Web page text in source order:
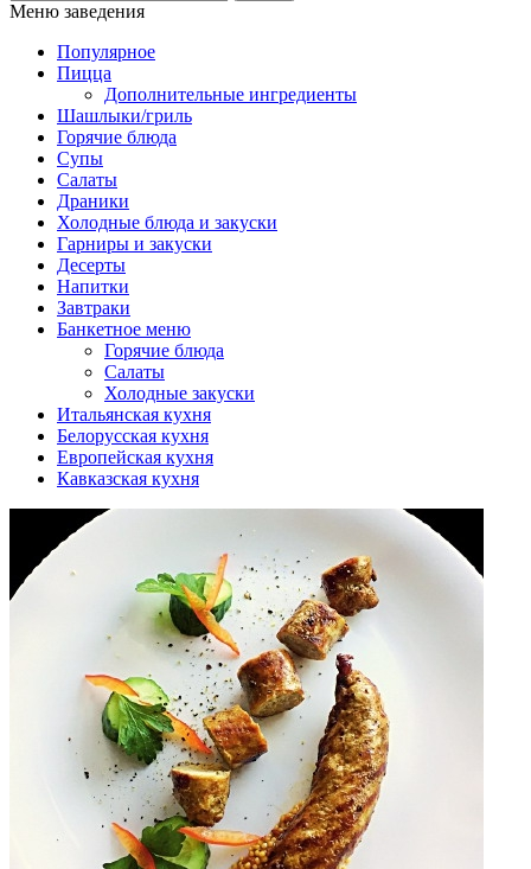
Меню заведения
Популярное
Пицца
Дополнительные ингредиенты
Шашлыки/гриль
Горячие блюда
Супы
Салаты
Драники
Холодные блюда и закуски
Гарниры и закуски
Десерты
Напитки
Завтраки
Банкетное меню
Горячие блюда
Салаты
Холодные закуски
Итальянская кухня
Белорусская кухня
Европейская кухня
Кавказская кухня